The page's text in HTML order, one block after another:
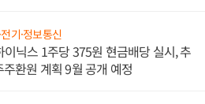
기·정보통신
이닉스 1주당 375원 현금배당 실시, 추
주환원 계획 9월 공개 예정